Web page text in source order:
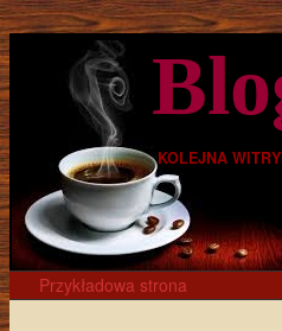
KOLEJNA
Main menu
Skip to content
Przykładowa strona